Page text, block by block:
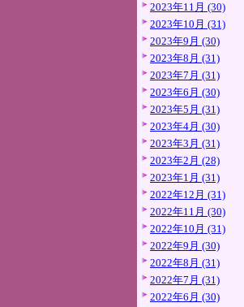
2023年11月 (30)
2023年10月 (31)
2023年9月 (30)
2023年8月 (31)
2023年7月 (31)
2023年6月 (30)
2023年5月 (31)
2023年4月 (30)
2023年3月 (31)
2023年2月 (28)
2023年1月 (31)
2022年12月 (31)
2022年11月 (30)
2022年10月 (31)
2022年9月 (30)
2022年8月 (31)
2022年7月 (31)
2022年6月 (30)